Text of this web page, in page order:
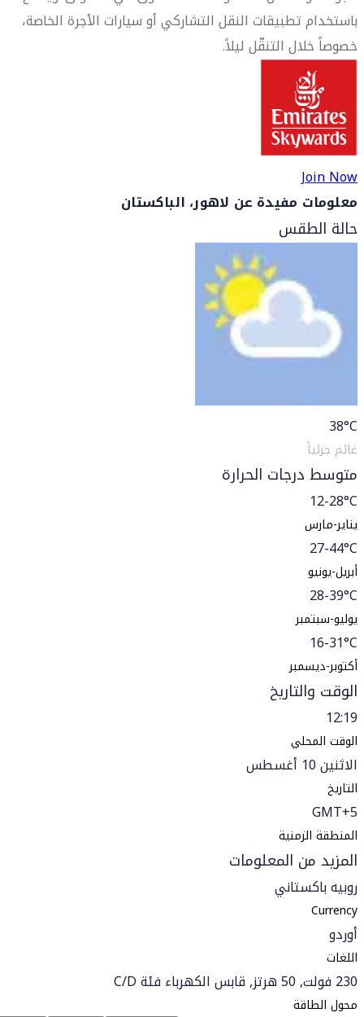
باستخدام تطبيقات النقل التشاركي أو سيارات الأجرة الخاصة،
خصوصاً خلال التنقّل ليلاً.
Join Now
معلومات مفيدة عن لاهور، الباكستان
حالة الطقس
38°C
غائم جزئياً
متوسط درجات الحرارة
12-28°C
يناير-مارس
27-44°C
أبريل-يونيو
28-39°C
يوليو-سبتمبر
16-31°C
أكتوبر-ديسمبر
الوقت والتاريخ
12:19
الوقت المحلي
الاثنين 10 أغسطس
التاريخ
GMT+5
المنطقة الزمنية
المزيد من المعلومات
روبيه باكستاني
Currency
أوردو
اللغات
230 فولت, 50 هرتز, قابس الكهرباء فئة C/D
محول الطاقة